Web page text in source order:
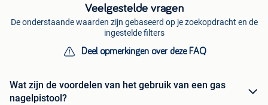
Veelgestelde vragen
De onderstaande waarden zijn gebaseerd op je zoekopdracht en de
ingestelde filters
Deel opmerkingen over deze FAQ
Wat zijn de voordelen van het gebruik van een gas
nagelpistool?